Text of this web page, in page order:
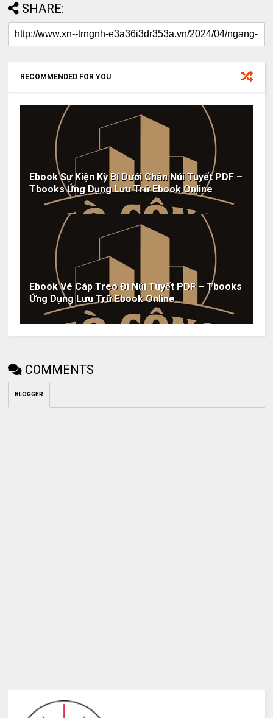
SHARE:
RECOMMENDED FOR YOU
Ebook Sự Kiện Kỳ Bí Dưới Chân Núi Tuyết PDF –
Tbooks Ứng Dụng Lưu Trữ Ebook Online
Ebook Vé Cáp Treo Đi Núi Tuyết PDF – Tbooks
Ứng Dụng Lưu Trữ Ebook Online
COMMENTS
BLOGGER